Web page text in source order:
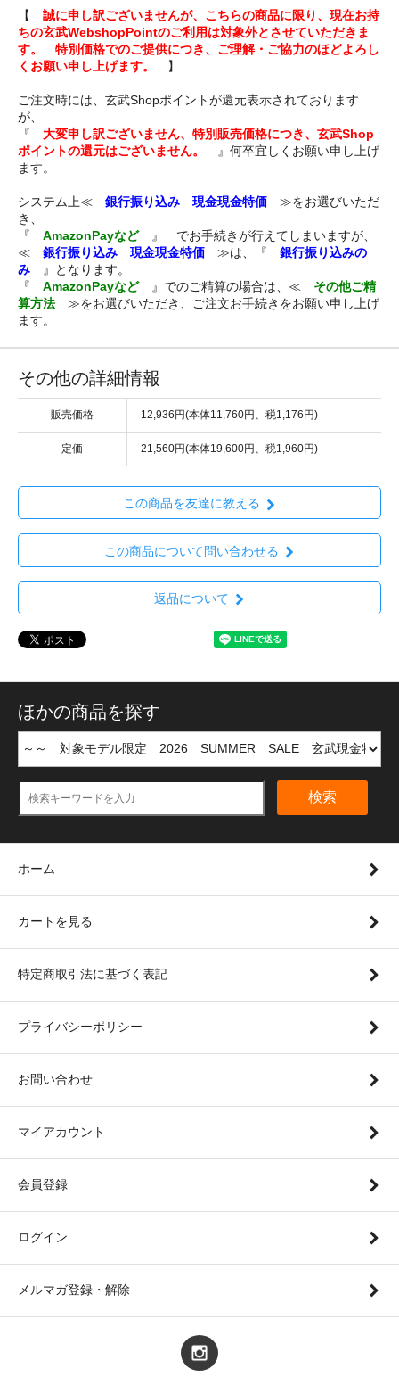
【 誠に申し訳ございませんが、こちらの商品に限り、現在お持
ちの玄武WebshopPointのご利用は対象外とさせていただきま
す。 特別価格でのご提供につき、ご理解・ご協力のほどよろし
くお願い申し上げます。
】
ご注文時には、玄武Shopポイントが還元表示されております
が、
『 大変申し訳ございません、特別販売価格につき、玄武Shop
ポイントの還元はございません。
』何卒宜しくお願い申し上げ
ます。
システム上≪ 銀行振り込み 現金現金特価 ≫をお選びいただ
き、
『 AmazonPayなど』 でお手続きが行えてしまいますが、
≪ 銀行振り込み 現金現金特価 ≫は、『 銀行振り込みの
み 』となります。
『 AmazonPayなど』でのご精算の場合は、≪ その他ご精
算方法 ≫をお選びいただき、ご注文お手続きをお願い申し上げ
ます。
その他の詳細情報
販売価格 12,936円(本体11,760円、税1,176円)
定価 21,560円(本体19,600円、税1,960円)
この商品を友達に教える
この商品について問い合わせる
返品について
ほかの商品を探す
検索
ホーム
カートを見る
特定商取引法に基づく表記
プライバシーポリシー
お問い合わせ
マイアカウント
会員登録
ログイン
メルマガ登録・解除